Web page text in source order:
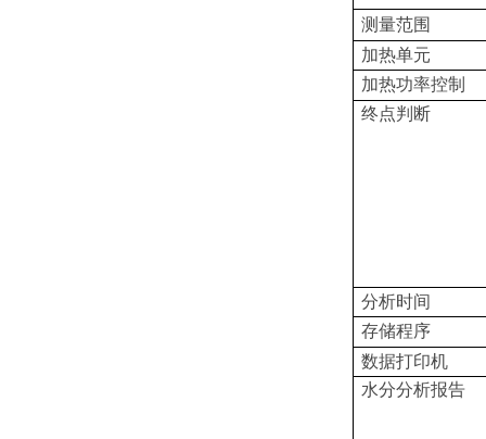
测量范围
加热单元
加热功率控制
终点判断
分析时间
存储程序
数据打印机
水分分析报告